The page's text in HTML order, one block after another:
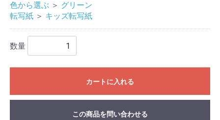
色から選ぶ ＞ グリーン
転写紙 ＞ キッズ転写紙
数量
カートに入れる
この商品を問い合わせる